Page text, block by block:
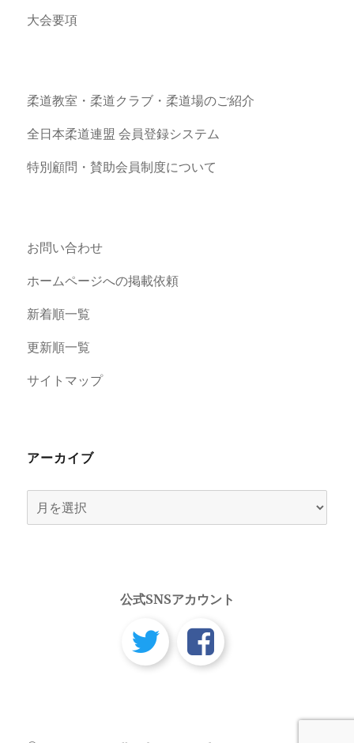
大会要項
柔道教室・柔道クラブ・柔道場のご紹介
全日本柔道連盟 会員登録システム
特別顧問・賛助会員制度について
お問い合わせ
ホームページへの掲載依頼
新着順一覧
更新順一覧
サイトマップ
アーカイブ
ー
公式SNSアカウント